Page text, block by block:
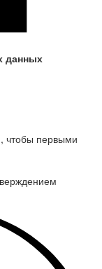
данных
чтобы первыми